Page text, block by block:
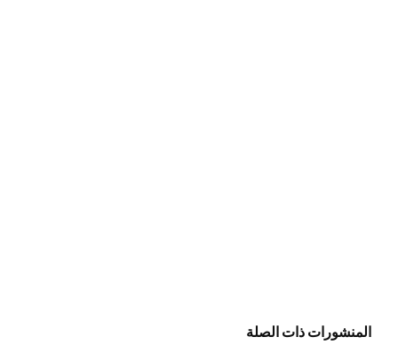
المنشورات ذات الصلة